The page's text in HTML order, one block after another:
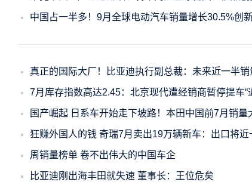
中国占一半多！9月全球电动汽车销量增长30.5%创
真正的国际大厂！比亚迪执行副总裁：未来近一半
7月库存指数高达2.45：北京现代遭经销商暂停提车“
国产崛起 日系车开始走下坡路！本田中国前7月销量
狂赚外国人的钱 奇瑞7月卖出19万辆新车：出口将近
周销量榜单 卷不出伟大的中国车企
比亚迪刚出海丰田就失速 董事长：王位危矣